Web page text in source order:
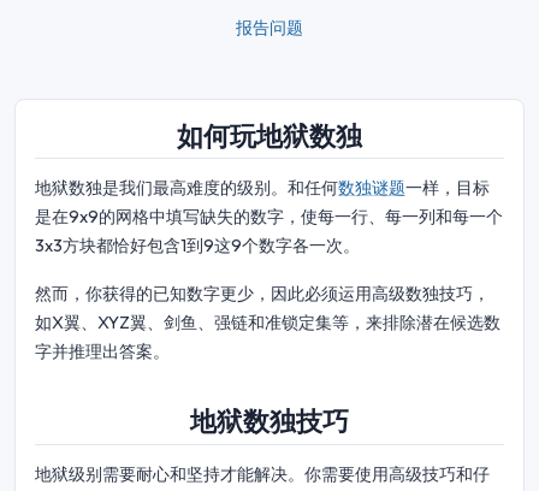
报告问题
如何玩地狱数独
地狱数独是我们最高难度的级别。和任何数独谜题一样，目标
是在9x9的网格中填写缺失的数字，使每一行、每一列和每一个
3x3方块都恰好包含1到9这9个数字各一次。
然而，你获得的已知数字更少，因此必须运用高级数独技巧，
如X翼、XYZ翼、剑鱼、强链和准锁定集等，来排除潜在候选数
字并推理出答案。
地狱数独技巧
地狱级别需要耐心和坚持才能解决。你需要使用高级技巧和仔